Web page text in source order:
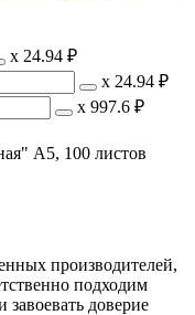
х 24.94 ₽
х 24.94 ₽
х 997.6 ₽
А5, 100 листов
производителей,
подходим
доверие